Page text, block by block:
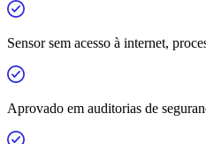
Sensor sem acesso à internet,
Aprovado em auditorias de